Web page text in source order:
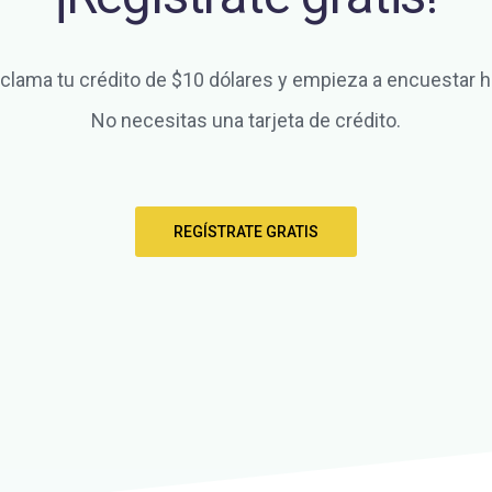
tu crédito de $10 dólares y empieza a encuestar
No necesitas una tarjeta de crédito.
REGÍSTRATE GRATIS